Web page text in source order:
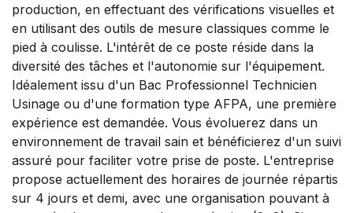
production, en effectuant des vérifications visuelles et
en utilisant des outils de mesure classiques comme le
pied à coulisse. L'intérêt de ce poste réside dans la
diversité des tâches et l'autonomie sur l'équipement.
Idéalement issu d'un Bac Professionnel Technicien
Usinage ou d'une formation type AFPA, une première
expérience est demandée. Vous évoluerez dans un
environnement de travail sain et bénéficierez d'un suivi
assuré pour faciliter votre prise de poste. L'entreprise
propose actuellement des horaires de journée répartis
sur 4 jours et demi, avec une organisation pouvant à